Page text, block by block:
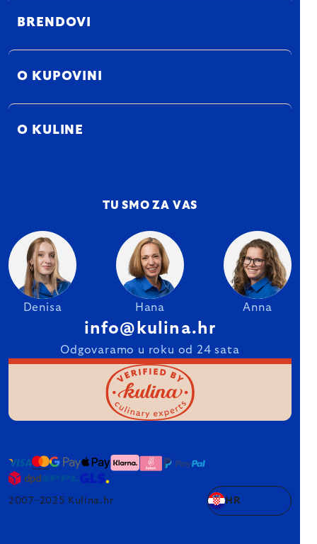
BRENDOVI
O KUPOVINI
O KULINE
TU SMO ZA VAS
Denisa Hana Anna
info@kulina.hr
Odgovaramo u roku od 24 sata
2007–2025 Kulina.hr HR